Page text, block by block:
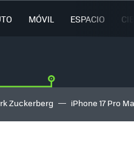
MÓVIL ESPACIO
Zuckerberg iPhone 17 Pro